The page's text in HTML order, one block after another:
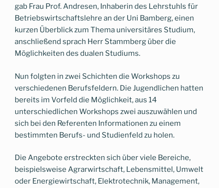
gab Frau Prof. Andresen, Inhaberin des Lehrstuhls für
Betriebswirtschaftslehre an der Uni Bamberg, einen
kurzen Überblick zum Thema universitäres Studium,
anschließend sprach Herr Stammberg über die
Möglichkeiten des dualen Studiums.
Nun folgten in zwei Schichten die Workshops zu
verschiedenen Berufsfeldern. Die Jugendlichen hatten
bereits im Vorfeld die Möglichkeit, aus 14
unterschiedlichen Workshops zwei auszuwählen und
sich bei den Referenten Informationen zu einem
bestimmten Berufs- und Studienfeld zu holen.
Die Angebote erstreckten sich über viele Bereiche,
beispielsweise Agrarwirtschaft, Lebensmittel, Umwelt
oder Energiewirtschaft, Elektrotechnik, Management,